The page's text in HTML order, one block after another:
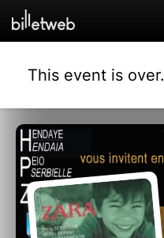
This event is over.